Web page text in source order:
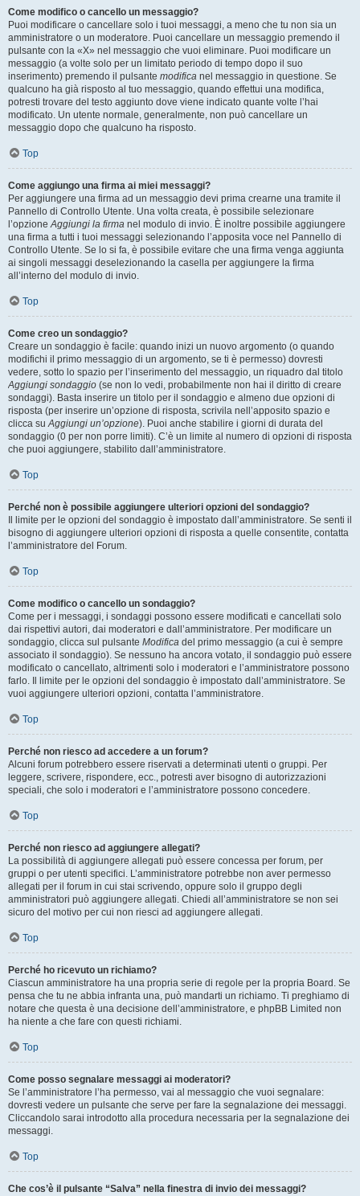
Come modifico o cancello un messaggio?
Puoi modificare o cancellare solo i tuoi messaggi, a meno che tu non sia un
amministratore o un moderatore. Puoi cancellare un messaggio premendo il
pulsante con la «X» nel messaggio che vuoi eliminare. Puoi modificare un
messaggio (a volte solo per un limitato periodo di tempo dopo il suo
inserimento) premendo il pulsante modifica nel messaggio in questione. Se
qualcuno ha già risposto al tuo messaggio, quando effettui una modifica,
potresti trovare del testo aggiunto dove viene indicato quante volte l’hai
modificato. Un utente normale, generalmente, non può cancellare un
messaggio dopo che qualcuno ha risposto.
Top
Come aggiungo una firma ai miei messaggi?
Per aggiungere una firma ad un messaggio devi prima crearne una tramite il
Pannello di Controllo Utente. Una volta creata, è possibile selezionare
l’opzioneAggiungi la firma nel modulo di invio. È inoltre possibile aggiungere
una firma a tutti i tuoi messaggi selezionando l’apposita voce nel Pannello di
Controllo Utente. Se lo si fa, è possibile evitare che una firma venga aggiunta
ai singoli messaggi deselezionando la casella per aggiungere la firma
all’interno del modulo di invio.
Top
Come creo un sondaggio?
Creare un sondaggio è facile: quando inizi un nuovo argomento (o quando
modifichi il primo messaggio di un argomento, se ti è permesso) dovresti
vedere, sotto lo spazio per l’inserimento del messaggio, un riquadro dal titolo
Aggiungi sondaggio (se non lo vedi, probabilmente non hai il diritto di creare
sondaggi). Basta inserire un titolo per il sondaggio e almeno due opzioni di
risposta (per inserire un’opzione di risposta, scrivila nell’apposito spazio e
clicca suAggiungi un’opzione). Puoi anche stabilire i giorni di durata del
sondaggio (0 per non porre limiti). C’è un limite al numero di opzioni di risposta
che puoi aggiungere, stabilito dall’amministratore.
Top
Perché non è possibile aggiungere ulteriori opzioni del sondaggio?
Il limite per le opzioni del sondaggio è impostato dall’amministratore. Se senti il
bisogno di aggiungere ulteriori opzioni di risposta a quelle consentite, contatta
l’amministratore del Forum.
Top
Come modifico o cancello un sondaggio?
Come per i messaggi, i sondaggi possono essere modificati e cancellati solo
dai rispettivi autori, dai moderatori e dall’amministratore. Per modificare un
sondaggio, clicca sul pulsante Modifica del primo messaggio (a cui è sempre
associato il sondaggio). Se nessuno ha ancora votato, il sondaggio può essere
modificato o cancellato, altrimenti solo i moderatori e l’amministratore possono
farlo. Il limite per le opzioni del sondaggio è impostato dall’amministratore. Se
vuoi aggiungere ulteriori opzioni, contatta l’amministratore.
Top
Perché non riesco ad accedere a un forum?
Alcuni forum potrebbero essere riservati a determinati utenti o gruppi. Per
leggere, scrivere, rispondere, ecc., potresti aver bisogno di autorizzazioni
speciali, che solo i moderatori e l’amministratore possono concedere.
Top
Perché non riesco ad aggiungere allegati?
La possibilità di aggiungere allegati può essere concessa per forum, per
gruppi o per utenti specifici. L’amministratore potrebbe non aver permesso
allegati per il forum in cui stai scrivendo, oppure solo il gruppo degli
amministratori può aggiungere allegati. Chiedi all’amministratore se non sei
sicuro del motivo per cui non riesci ad aggiungere allegati.
Top
Perché ho ricevuto un richiamo?
Ciascun amministratore ha una propria serie di regole per la propria Board. Se
pensa che tu ne abbia infranta una, può mandarti un richiamo. Ti preghiamo di
notare che questa è una decisione dell’amministratore, e phpBB Limited non
ha niente a che fare con questi richiami.
Top
Come posso segnalare messaggi ai moderatori?
Se l’amministratore l’ha permesso, vai al messaggio che vuoi segnalare:
dovresti vedere un pulsante che serve per fare la segnalazione dei messaggi.
Cliccandolo sarai introdotto alla procedura necessaria per la segnalazione dei
messaggi.
Top
Che cos’è il pulsante “Salva” nella finestra di invio dei messaggi?